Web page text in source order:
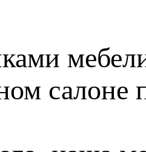
салоне